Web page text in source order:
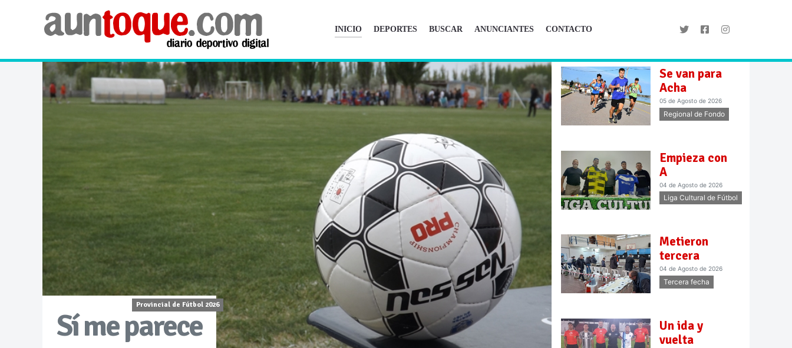
INICIO DEPORTES BUSCAR ANUNCIANTES CONTACTO
Provincial de Fútbol 2026
Sí me parece
Se van para
Acha
05 de Agosto de 2026
Regional de Fondo
Empieza con
A
04 de Agosto de 2026
Liga Cultural de Fútbol
Metieron
tercera
04 de Agosto de 2026
Tercera fecha
Un ida y
vuelta